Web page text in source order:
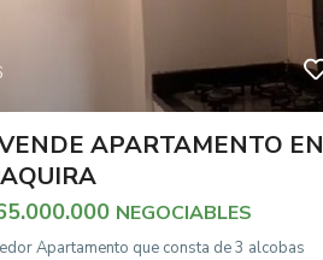
APARTAMENTO EN
NEGOCIABLES
Apartamento que consta de 3 alcobas